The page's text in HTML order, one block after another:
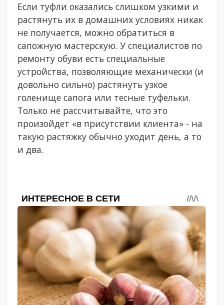
Если туфли оказались слишком узкими и
растянуть их в домашних условиях никак
не получается, можно обратиться в
сапожную мастерскую. У специалистов по
ремонту обуви есть специальные
устройства, позволяющие механически (и
довольно сильно) растянуть узкое
голенище сапога или тесные туфельки.
Только не рассчитывайте, что это
произойдет «в присутствии клиента» - на
такую растяжку обычно уходит день, а то
и два.